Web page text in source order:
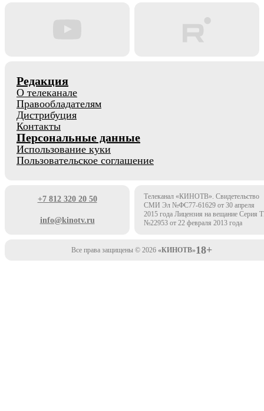
Редакция
О телеканале
Правообладателям
Дистрибуция
Контакты
Персональные данные
Использование куки
Пользовательское соглашение
+7 812 320 20 50
info@kinotv.ru
Телеканал «КИНОТВ». Свидетельство
СМИ Эл №ФС77-61629 от 30 апреля
2015 года Лицензия на вещание Серия
№22953 от 22 февраля 2013 года
Все права защищены © 2026 «КИНОТВ»18+